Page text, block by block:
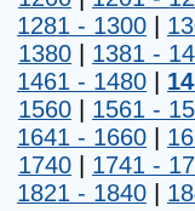
1281 - 1300
1380
1381 -
1461 - 1480
1560
1561 -
1641 - 1660
1740
1741 -
1821 - 1840